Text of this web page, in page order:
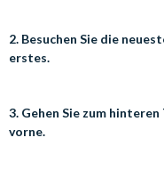
2. Besuchen Sie die
erstes.
3. Gehen Sie zum
vorne.